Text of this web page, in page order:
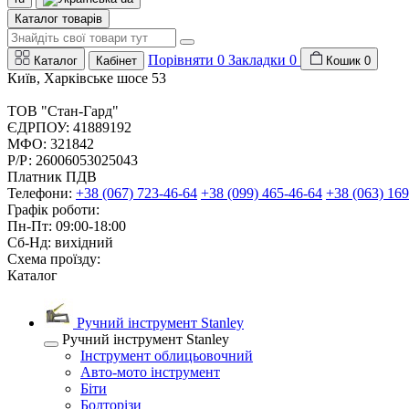
Каталог товарів
Каталог Кабінет Порівняти 0 Закладки 0 Кошик 0
Київ, Харківське шосе 53
ТОВ "Стан-Гард"
ЄДРПОУ: 41889192
МФО: 321842
Р/Р: 26006053025043
Платник ПДВ
Телефони: +38 (067) 723-46-64 +38 (099) 465-46-64 +38 (063)
Графік роботи:
Пн-Пт: 09:00-18:00
Сб-Нд: вихідний
Схема проїзду:
Каталог
Ручний інструмент Stanley
Ручний інструмент Stanley
Інструмент облицьовочний
Авто-мото інструмент
Біти
Болторізи